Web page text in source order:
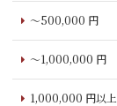
～500,000 円
～1,000,000 円
1,000,000 円以上